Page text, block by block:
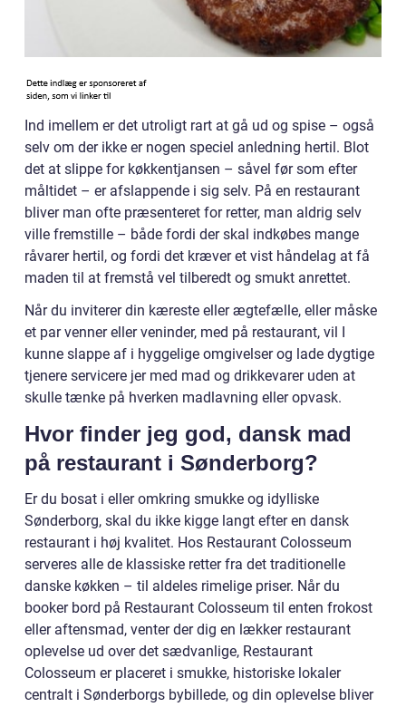
Ind imellem er det utroligt rart at gå ud og spise – også
selv om der ikke er nogen speciel anledning hertil. Blot
det at slippe for køkkentjansen – såvel før som efter
måltidet – er afslappende i sig selv. På en restaurant
bliver man ofte præsenteret for retter, man aldrig selv
ville fremstille – både fordi der skal indkøbes mange
råvarer hertil, og fordi det kræver et vist håndelag at få
maden til at fremstå vel tilberedt og smukt anrettet.
Når du inviterer din kæreste eller ægtefælle, eller måske
et par venner eller veninder, med på restaurant, vil I
kunne slappe af i hyggelige omgivelser og lade dygtige
tjenere servicere jer med mad og drikkevarer uden at
skulle tænke på hverken madlavning eller opvask.
Hvor finder jeg god, dansk mad
på restaurant i Sønderborg?
Er du bosat i eller omkring smukke og idylliske
Sønderborg, skal du ikke kigge langt efter en dansk
restaurant i høj kvalitet. Hos Restaurant Colosseum
serveres alle de klassiske retter fra det traditionelle
danske køkken – til aldeles rimelige priser. Når du
booker bord på Restaurant Colosseum til enten frokost
eller aftensmad, venter der dig en lækker restaurant
oplevelse ud over det sædvanlige, Restaurant
Colosseum er placeret i smukke, historiske lokaler
centralt i Sønderborgs bybillede, og din oplevelse bliver